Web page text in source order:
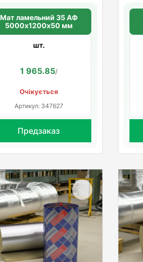
Мат ламельний 35 АФ
5000х1200х50 мм
шт.
1 965.85/
Очікується
Артикул: 347627
Предзаказ